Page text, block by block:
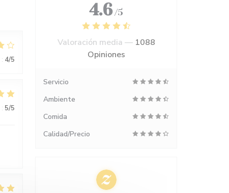
: 4/5
: 5/5
4.6 /5
Valoración media — 1088
Opiniones
Servicio
Ambiente
Comida
Calidad/Precio